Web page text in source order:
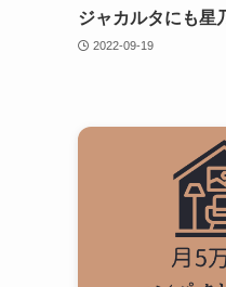
ジャカルタにも星
2022-09-19